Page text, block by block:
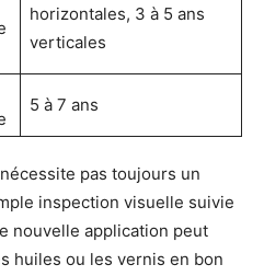
horizontales, 3 à 5 ans
verticales
5 à 7 ans
pas toujours un
inspection visuelle suivie
nouvelle application peut
huiles ou les vernis en bon